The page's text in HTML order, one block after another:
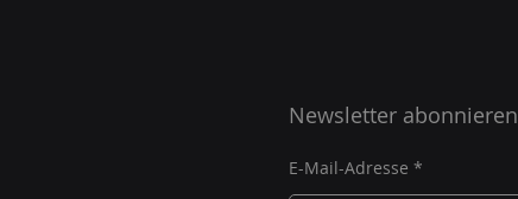
Newsletter abonnieren
E-Mail-Adresse